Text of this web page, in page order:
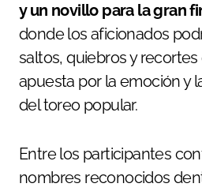
y un novillo para la gran
donde los aficionados
saltos, quiebros y
apuesta por la emoción y
del toreo popular.
Entre los participantes
nombres reconocidos